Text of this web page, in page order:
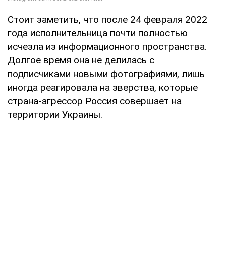
Стоит заметить, что после 24 февраля 2022
года исполнительница почти полностью
исчезла из информационного пространства.
Долгое время она не делилась с
подписчиками новыми фотографиями, лишь
иногда реагировала на зверства, которые
страна-агрессор Россия совершает на
территории Украины.